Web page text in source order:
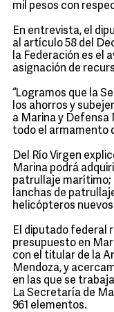
mil pesos con
En entrevista, el
al artículo 58 del
la Federación es el
asignación de
“Logramos que la
los ahorros y
a Marina y Defensa
todo el armamento
Del Río Virgen
Marina podrá
patrullaje marítimo;
lanchas de
helicópteros nuevos
El diputado federal
presupuesto en
con el titular de la
Mendoza, y
en las que se
La Secretaría de
961 elementos.